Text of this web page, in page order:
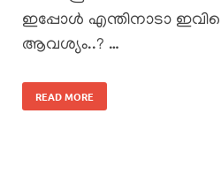
ഇപ്പോൾ എന്തിനാടാ
ആവശ്യം..? …
READ MORE